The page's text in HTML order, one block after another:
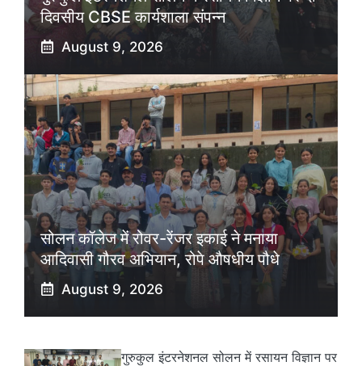
दिवसीय CBSE कार्यशाला संपन्न
August 9, 2026
सोलन कॉलेज में रोवर-रेंजर इकाई ने मनाया
आदिवासी गौरव अभियान, रोपे औषधीय पौधे
August 9, 2026
गुरुकुल इंटरनेशनल सोलन में रसायन विज्ञान पर